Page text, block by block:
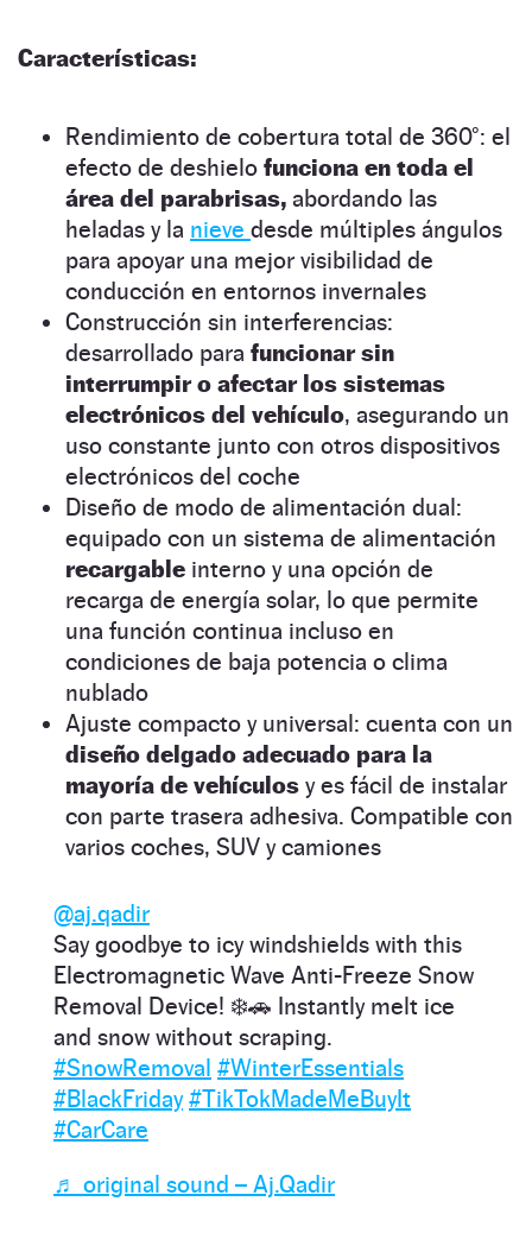
Características:
Rendimiento de cobertura total de 360°: el
efecto de deshielo funciona en toda el
área del parabrisas, abordando las
heladas y la nieve desde múltiples ángulos
para apoyar una mejor visibilidad de
conducción en entornos invernales
Construcción sin interferencias:
desarrollado para funcionar sin
interrumpir o afectar los sistemas
electrónicos del vehículo, asegurando un
uso constante junto con otros dispositivos
electrónicos del coche
Diseño de modo de alimentación dual:
equipado con un sistema de alimentación
recargable interno y una opción de
recarga de energía solar, lo que permite
una función continua incluso en
condiciones de baja potencia o clima
nublado
Ajuste compacto y universal: cuenta con un
diseño delgado adecuado para la
mayoría de vehículos y es fácil de instalar
con parte trasera adhesiva. Compatible con
varios coches, SUV y camiones
@aj.qadir
Say goodbye to icy windshields with this
Electromagnetic Wave Anti-Freeze Snow
Removal Device! ❄️🚗 Instantly melt ice
and snow without scraping.
#SnowRemoval #WinterEssentials
#BlackFriday #TikTokMadeMeBuyIt
#CarCare
♬ original sound – Aj.Qadir